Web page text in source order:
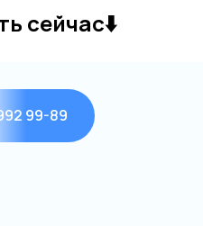
сейчас⬇️
99-89